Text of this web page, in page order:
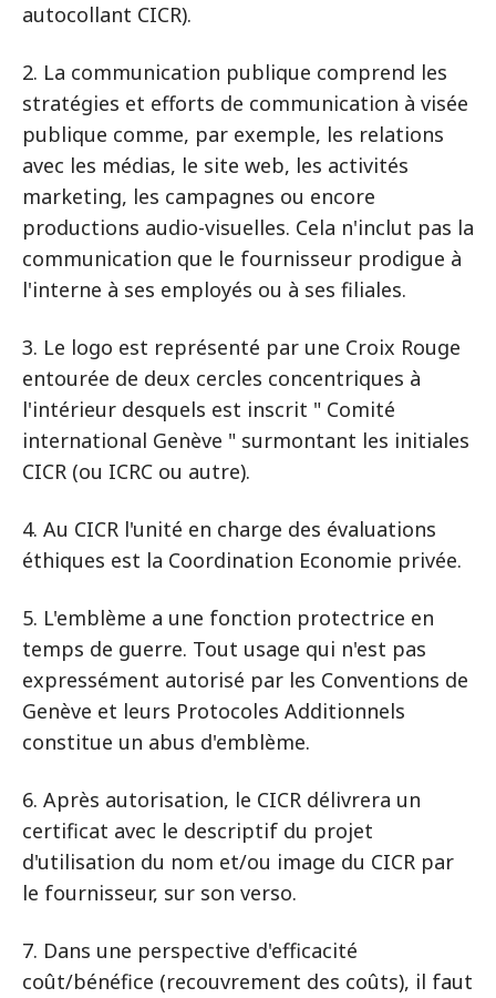
autocollant CICR).
2. La communication publique comprend les
stratégies et efforts de communication à visée
publique comme, par exemple, les relations
avec les médias, le site web, les activités
marketing, les campagnes ou encore
productions audio-visuelles. Cela n'inclut pas la
communication que le fournisseur prodigue à
l'interne à ses employés ou à ses filiales.
3. Le logo est représenté par une Croix Rouge
entourée de deux cercles concentriques à
l'intérieur desquels est inscrit " Comité
international Genève " surmontant les initiales
CICR (ou ICRC ou autre).
4. Au CICR l'unité en charge des évaluations
éthiques est la Coordination Economie privée.
5. L'emblème a une fonction protectrice en
temps de guerre. Tout usage qui n'est pas
expressément autorisé par les Conventions de
Genève et leurs Protocoles Additionnels
constitue un abus d'emblème.
6. Après autorisation, le CICR délivrera un
certificat avec le descriptif du projet
d'utilisation du nom et/ou image du CICR par
le fournisseur, sur son verso.
7. Dans une perspective d'efficacité
coût/bénéfice (recouvrement des coûts), il faut